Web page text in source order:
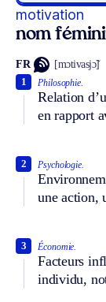
motivation
nom
FR [mɔtivasjɔ̃]
Philosophie.
Relation
en rapport
1
Psychologie.
une action,
2
Économie.
Facteurs
individu,
3